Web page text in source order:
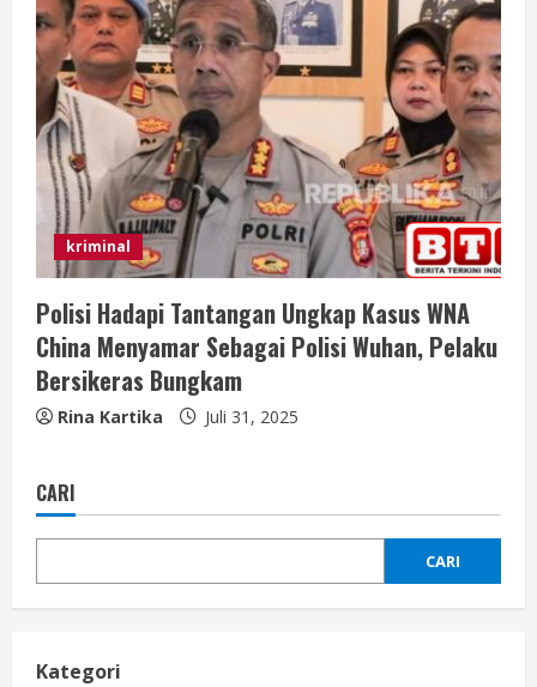
kriminal
Polisi Hadapi Tantangan Ungkap Kasus WNA
China Menyamar Sebagai Polisi Wuhan, Pelaku
Bersikeras Bungkam
Rina Kartika Juli 31, 2025
CARI
CARI
Kategori